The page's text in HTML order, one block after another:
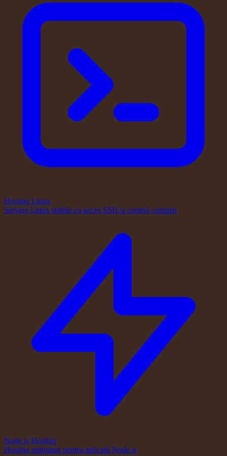
Hosting Linux
Servere Linux stabile cu acces SSH și control complet
Node.js Hosting
Hosting optimizat pentru aplicații Node.js